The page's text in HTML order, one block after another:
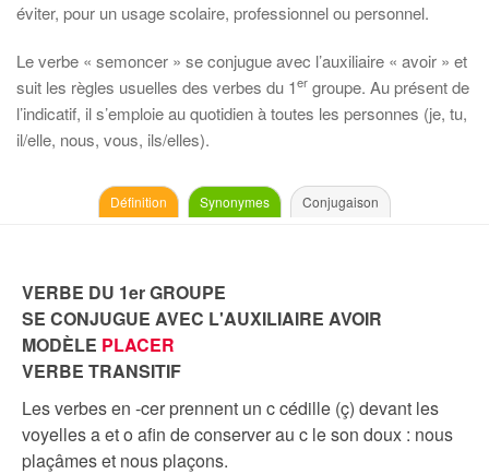
éviter, pour un usage scolaire, professionnel ou personnel.
Le verbe « semoncer » se conjugue avec l’auxiliaire « avoir » et
suit les règles usuelles des verbes du 1er groupe. Au présent de
l’indicatif, il s’emploie au quotidien à toutes les personnes (je, tu,
il/elle, nous, vous, ils/elles).
Définition Synonymes Conjugaison
VERBE DU 1er GROUPE
SE CONJUGUE AVEC L'AUXILIAIRE AVOIR
MODÈLE PLACER
VERBE TRANSITIF
Les verbes en -cer prennent un c cédille (ç) devant les
voyelles a et o afin de conserver au c le son doux : nous
plaçâmes et nous plaçons.